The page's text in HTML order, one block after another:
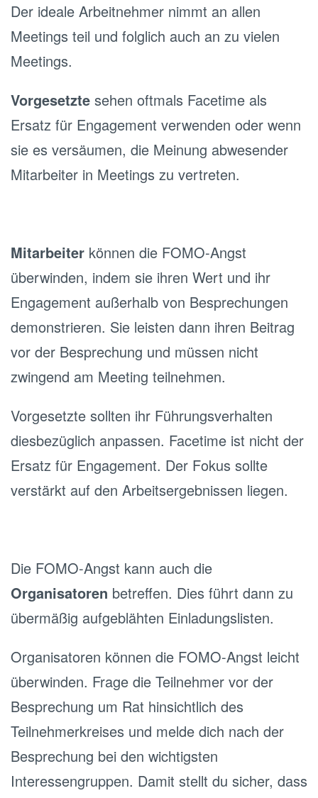
Der ideale Arbeitnehmer nimmt an allen
Meetings teil und folglich auch an zu vielen
Meetings.
Vorgesetzte sehen oftmals Facetime als
Ersatz für Engagement verwenden oder wenn
sie es versäumen, die Meinung abwesender
Mitarbeiter in Meetings zu vertreten.
Mitarbeiter können die FOMO-Angst
überwinden, indem sie ihren Wert und ihr
Engagement außerhalb von Besprechungen
demonstrieren. Sie leisten dann ihren Beitrag
vor der Besprechung und müssen nicht
zwingend am Meeting teilnehmen.
Vorgesetzte sollten ihr Führungsverhalten
diesbezüglich anpassen. Facetime ist nicht der
Ersatz für Engagement. Der Fokus sollte
verstärkt auf den Arbeitsergebnissen liegen.
Die FOMO-Angst kann auch die
Organisatoren betreffen. Dies führt dann zu
übermäßig aufgeblähten Einladungslisten.
Organisatoren können die FOMO-Angst leicht
überwinden. Frage die Teilnehmer vor der
Besprechung um Rat hinsichtlich des
Teilnehmerkreises und melde dich nach der
Besprechung bei den wichtigsten
Interessengruppen. Damit stellt du sicher, dass